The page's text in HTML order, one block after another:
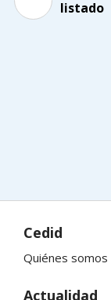
listado
Cedid
Quiénes somos
Actualidad